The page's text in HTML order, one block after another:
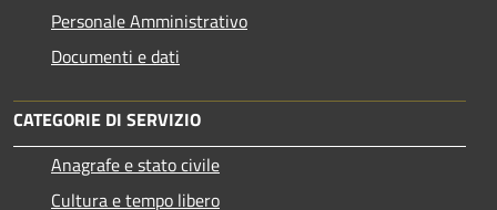
Personale Amministrativo
Documenti e dati
CATEGORIE DI SERVIZIO
Anagrafe e stato civile
Cultura e tempo libero